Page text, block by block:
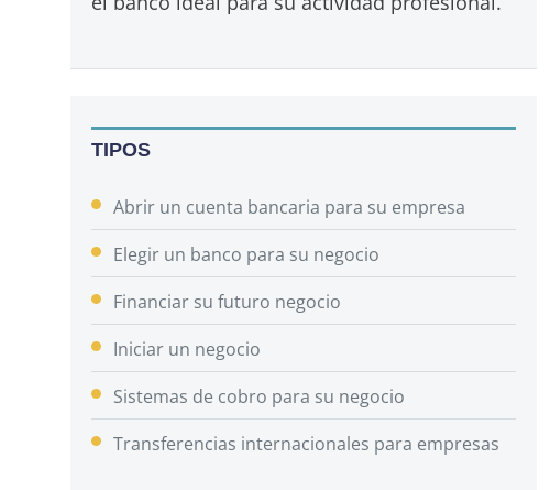
TIPOS
Abrir un cuenta bancaria para su empresa
Elegir un banco para su negocio
Financiar su futuro negocio
Iniciar un negocio
Sistemas de cobro para su negocio
Transferencias internacionales para empresas